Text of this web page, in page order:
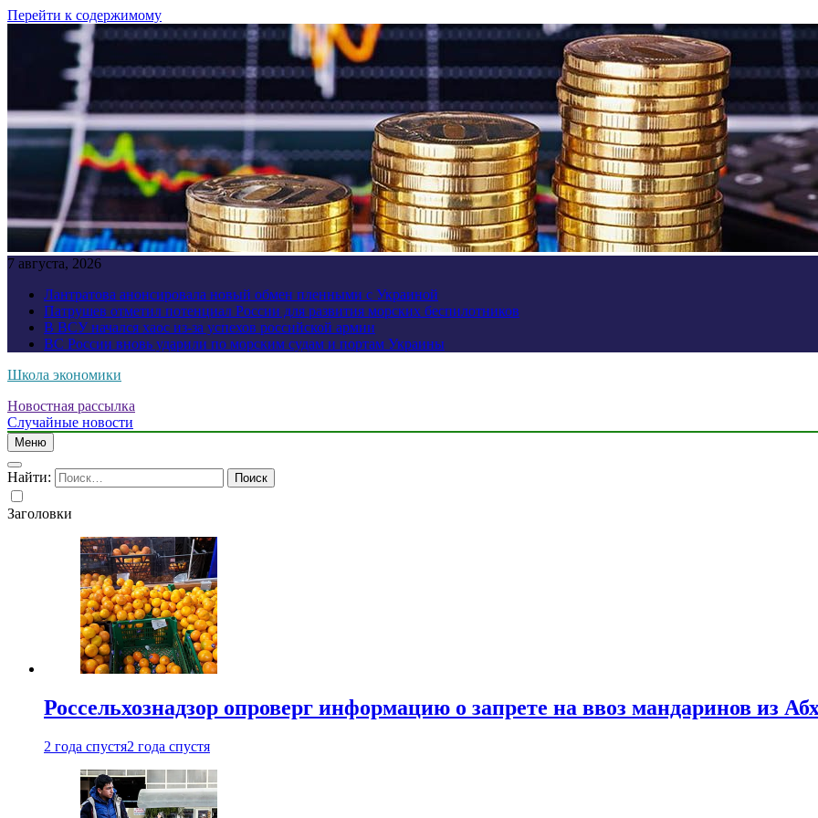
Перейти к содержимому
7 августа, 2026
Лантратова анонсировала новый обмен пленными с Украиной
Патрушев отметил потенциал России для развития морских беспилотников
В ВСУ начался хаос из-за успехов российской армии
ВС России вновь ударили по морским судам и портам Украины
Школа экономики
Новостная рассылка
Случайные новости
Меню
Найти:
Заголовки
Россельхознадзор опроверг информацию о запрете на ввоз мандаринов из
2 года спустя2 года спустя